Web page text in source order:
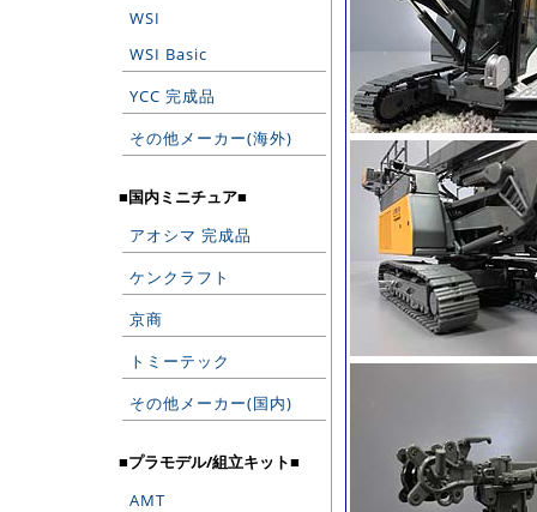
WSI
WSI Basic
YCC 完成品
その他メーカー(海外)
■国内ミニチュア■
アオシマ 完成品
ケンクラフト
京商
トミーテック
その他メーカー(国内)
■プラモデル/組立キット■
AMT